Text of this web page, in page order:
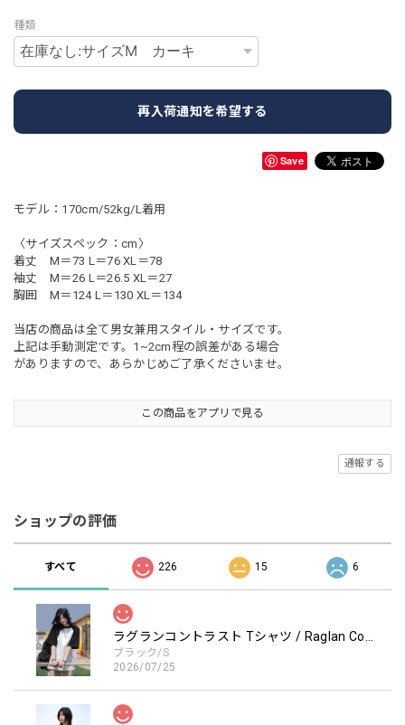
種類
再入荷通知を希望する
Save
モデル：170cm/52kg/L着用
〈サイズスペック：cm〉
着丈 M＝73 L＝76 XL＝78
袖丈 M＝26 L＝26.5 XL＝27
胸囲 M＝124 L＝130 XL＝134
当店の商品は全て男女兼用スタイル・サイズです。
上記は手動測定です。1~2cm程の誤差がある場合
がありますので、あらかじめご了承くださいませ。
この商品をアプリで見る
通報する
ショップの評価
すべて 226 15 6
ブラック/S
2026/07/25